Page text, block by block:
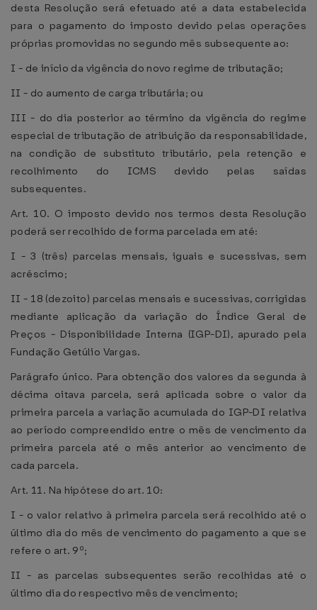
desta Resolução será efetuado até a data estabelecida
para o pagamento do imposto devido pelas operações
próprias promovidas no segundo mês subsequente ao:
I - de início da vigência do novo regime de tributação;
II - do aumento de carga tributária; ou
III - do dia posterior ao término da vigência do regime
especial de tributação de atribuição da responsabilidade,
na condição de substituto tributário, pela retenção e
recolhimento do ICMS devido pelas saídas
subsequentes.
Art. 10. O imposto devido nos termos desta Resolução
poderá ser recolhido de forma parcelada em até:
I - 3 (três) parcelas mensais, iguais e sucessivas, sem
acréscimo;
II - 18 (dezoito) parcelas mensais e sucessivas, corrigidas
mediante aplicação da variação do Índice Geral de
Preços - Disponibilidade Interna (IGP-DI), apurado pela
Fundação Getúlio Vargas.
Parágrafo único. Para obtenção dos valores da segunda à
décima oitava parcela, será aplicada sobre o valor da
primeira parcela a variação acumulada do IGP-DI relativa
ao período compreendido entre o mês de vencimento da
primeira parcela até o mês anterior ao vencimento de
cada parcela.
Art. 11. Na hipótese do art. 10:
I - o valor relativo à primeira parcela será recolhido até o
último dia do mês de vencimento do pagamento a que se
refere o art. 9º;
II - as parcelas subsequentes serão recolhidas até o
último dia do respectivo mês de vencimento;